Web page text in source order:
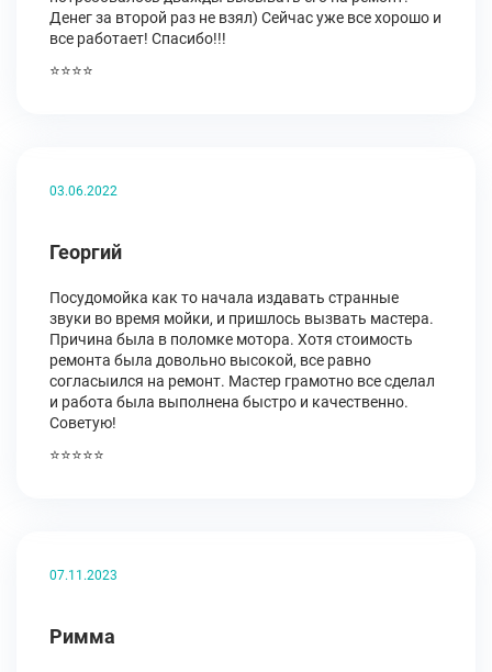
Денег за второй раз не взял) Сейчас уже все хорошо и
все работает! Спасибо!!!
⭐⭐⭐⭐
03.06.2022
Георгий
Посудомойка как то начала издавать странные
звуки во время мойки, и пришлось вызвать мастера.
Причина была в поломке мотора. Хотя стоимость
ремонта была довольно высокой, все равно
согласыился на ремонт. Мастер грамотно все сделал
и работа была выполнена быстро и качественно.
Советую!
⭐⭐⭐⭐⭐
07.11.2023
Римма